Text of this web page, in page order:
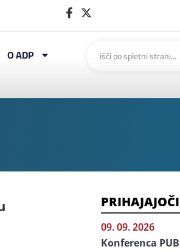
O ADP
09. 09. 2026
Konferenca